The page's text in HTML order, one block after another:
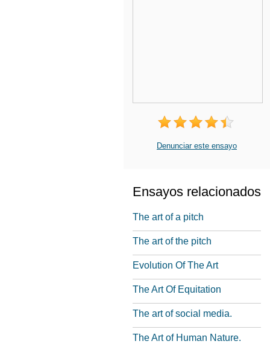
Denunciar este ensayo
Ensayos relacionados
The art of a pitch
The art of the pitch
Evolution Of The Art
The Art Of Equitation
The art of social media.
The Art of Human Nature.